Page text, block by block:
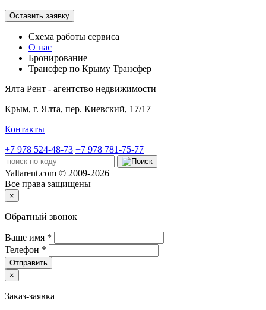
Оставить заявку
Схема работы сервиса
О нас
Бронирование
Трансфер по Крыму Трансфер
Ялта Рент - агентство недвижимости
Крым, г. Ялта, пер. Киевский, 17/17
Контакты
+7 978 524-48-73 +7 978 781-75-77
Yaltarent.com © 2009-2026
Все права защищены
×
Обратный звонок
Ваше имя *
Телефон *
Отправить
×
Заказ-заявка